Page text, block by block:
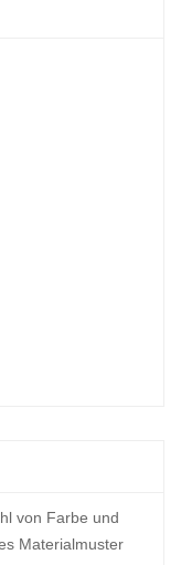
von Farbe und
Materialmuster